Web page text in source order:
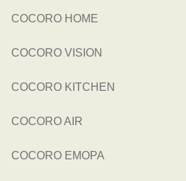
COCORO HOME
COCORO VISION
COCORO KITCHEN
COCORO AIR
COCORO EMOPA